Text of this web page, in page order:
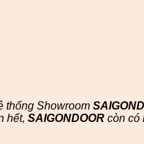
thống Showroom
hết, SAIGONDOOR còn có